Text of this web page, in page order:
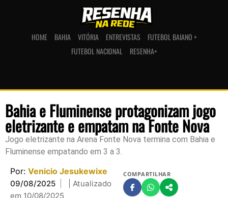
HOME BAHIA VITÓRIA ENTREVISTAS
FUTEBOL BAIANO +
FUTEBOL NACIONAL
RESENHA+
Bahia e Fluminense protagonizam jogo
eletrizante e empatam na Fonte Nova
Jogo eletrizante na Arena Fonte Nova termina com Bahia e
Fluminense empatando em 3 a 3.
Por: Venicio Jesukewixe
09/08/2025
| Atualizado
em 10/08/2025
COMPARTILHAR